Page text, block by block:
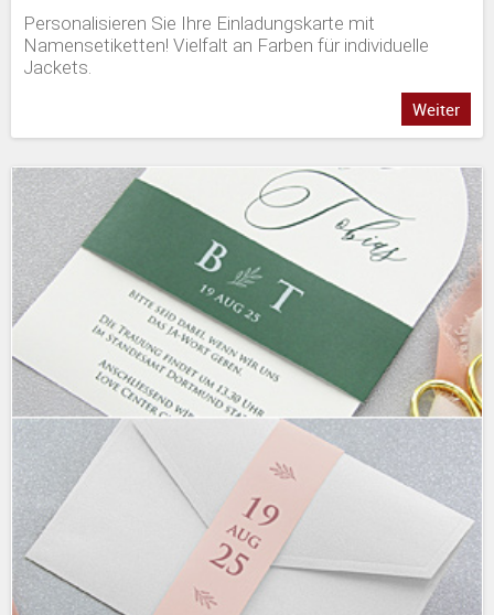
Personalisieren Sie Ihre Einladungskarte mit
Namensetiketten! Vielfalt an Farben für individuelle
Jackets.
Weiter